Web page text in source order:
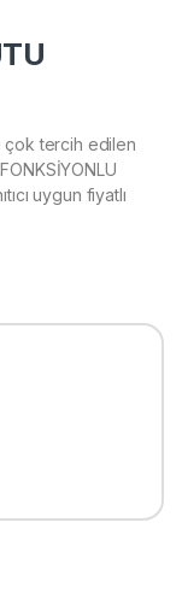
çok tercih edilen
uygun fiyatlı